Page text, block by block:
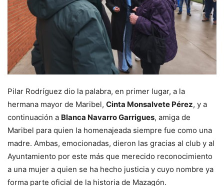
Pilar Rodríguez dio la palabra, en primer lugar, a la
hermana mayor de Maribel, Cinta Monsalvete Pérez, y a
continuación a Blanca Navarro Garrigues, amiga de
Maribel para quien la homenajeada siempre fue como una
madre. Ambas, emocionadas, dieron las gracias al club y al
Ayuntamiento por este más que merecido reconocimiento
a una mujer a quien se ha hecho justicia y cuyo nombre ya
forma parte oficial de la historia de Mazagón.